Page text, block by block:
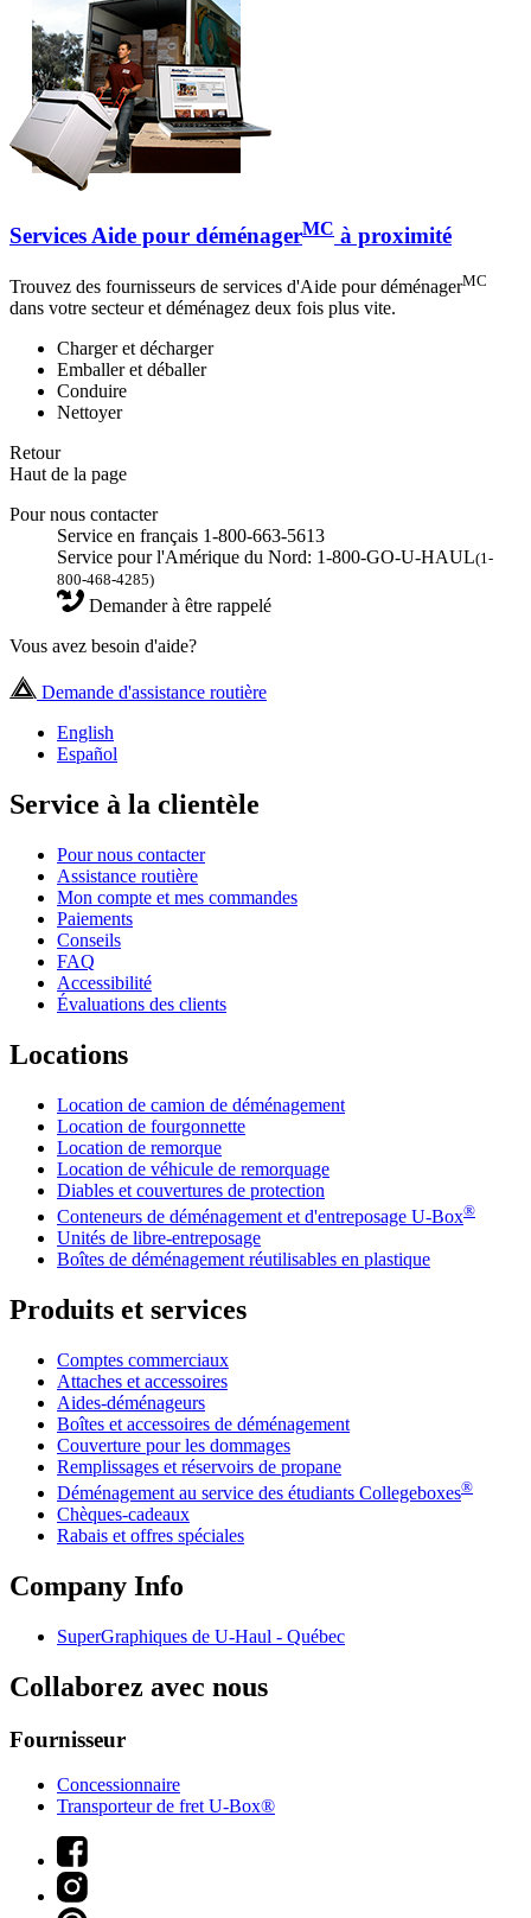
Services Aide pour déménagerMC à proximité
Trouvez des fournisseurs de services d'Aide pour déménagerMC
dans votre secteur et déménagez deux fois plus vite.
Charger et décharger
Emballer et déballer
Conduire
Nettoyer
Retour
Haut de la page
Pour nous contacter
Service en français 1-800-663-5613
Service pour l'Amérique du Nord: 1-800-GO-U-HAUL(1-
800-468-4285)
Demander à être rappelé
Vous avez besoin d'aide?
Demande d'assistance routière
English
Español
Service à la clientèle
Pour nous contacter
Assistance routière
Mon compte et mes commandes
Paiements
Conseils
FAQ
Accessibilité
Évaluations des clients
Locations
Location de camion de déménagement
Location de fourgonnette
Location de remorque
Location de véhicule de remorquage
Diables et couvertures de protection
Conteneurs de déménagement et d'entreposage U-Box®
Unités de libre-entreposage
Boîtes de déménagement réutilisables en plastique
Produits et services
Comptes commerciaux
Attaches et accessoires
Aides-déménageurs
Boîtes et accessoires de déménagement
Couverture pour les dommages
Remplissages et réservoirs de propane
Déménagement au service des étudiants Collegeboxes®
Chèques-cadeaux
Rabais et offres spéciales
Company Info
SuperGraphiques de U-Haul - Québec
Collaborez avec nous
Fournisseur
Concessionnaire
Transporteur de fret U-Box®